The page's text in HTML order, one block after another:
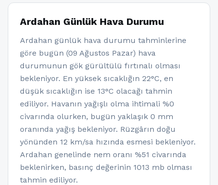
Ardahan Günlük Hava Durumu
Ardahan günlük hava durumu tahminlerine
göre bugün (09 Ağustos Pazar) hava
durumunun gök gürültülü fırtınalı olması
bekleniyor. En yüksek sıcaklığın 22°C, en
düşük sıcaklığın ise 13°C olacağı tahmin
ediliyor. Havanın yağışlı olma ihtimali %0
civarında olurken, bugün yaklaşık 0 mm
oranında yağış bekleniyor. Rüzgârın doğu
yönünden 12 km/sa hızında esmesi bekleniyor.
Ardahan genelinde nem oranı %51 civarında
beklenirken, basınç değerinin 1013 mb olması
tahmin ediliyor.